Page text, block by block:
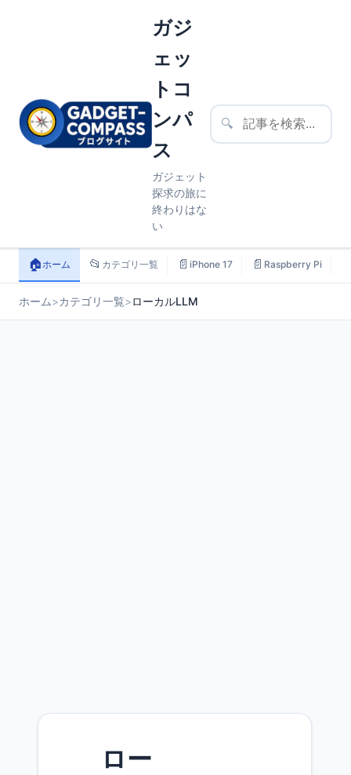
ガジ
ェッ
トコ
ンパ
ス
ガジェット
探求の旅に
終わりはな
い
🔍
🏠ホーム 📂 カテゴリ一覧 📄 iPhone 17 📄 Raspberry Pi
ホーム>カテゴリ一覧>ローカルLLM
ロー